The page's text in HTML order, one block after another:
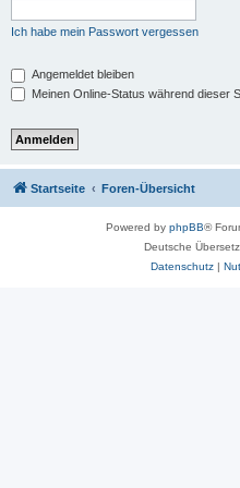
Ich habe mein Passwort vergessen
Angemeldet bleiben
Meinen Online-Status während dieser
Startseite Foren-Übersicht
Powered by phpBB®
Deutsche
Datenschutz|